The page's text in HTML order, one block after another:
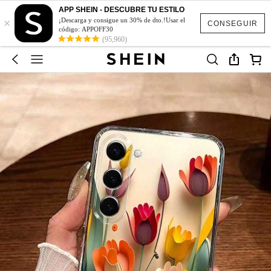
CONSEGUIR
×
APP SHEIN - DESCUBRE TU ESTILO
¡Descarga y consigue un 30% de dto.!Usar el
código: APPOFF30
(95,960)